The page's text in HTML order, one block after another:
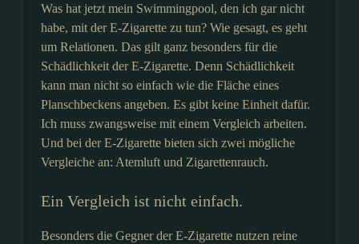
Was hat jetzt mein Swimmingpool, den ich gar nicht
habe, mit der E-Zigarette zu tun? Wie gesagt, es geht
um Relationen. Das gilt ganz besonders für die
Schädlichkeit der E-Zigarette. Denn Schädlichkeit
kann man nicht so einfach wie die Fläche eines
Planschbeckens angeben. Es gibt keine Einheit dafür.
Ich muss zwangsweise mit einem Vergleich arbeiten.
Und bei der E-Zigarette bieten sich zwei mögliche
Vergleiche an: Atemluft und Zigarettenrauch.
Ein Vergleich ist nicht einfach.
Besonders die Gegner der E-Zigarette nutzen reine